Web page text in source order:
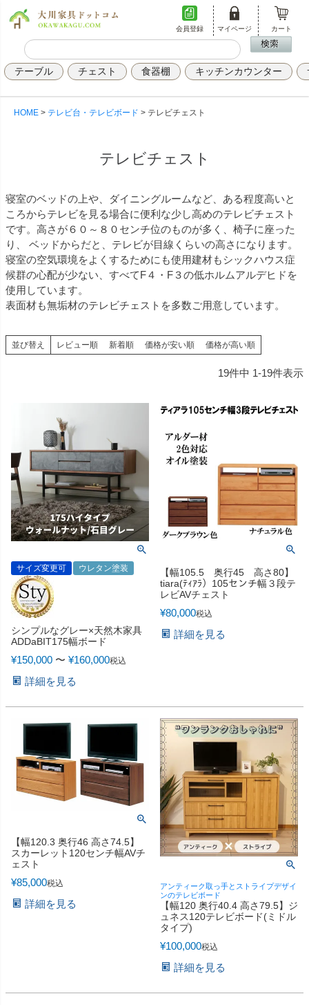
会員登録 マイページ カート
テーブル チェスト 食器棚 キッチンカウンター
HOME テレビ台・テレビボード テレビチェスト
テレビチェスト
寝室のベッドの上や、ダイニングルームなど、ある程度高いと
ころからテレビを見る場合に便利な少し高めのテレビチェスト
です。高さが６０～８０センチ位のものが多く、椅子に座った
り、 ベッドからだと、テレビが目線くらいの高さになります。
寝室の空気環境をよくするためにも使用建材もシックハウス症
候群の心配が少ない、すべてF４・F３の低ホルムアルデヒドを
使用しています。
表面材も無垢材のテレビチェストを多数ご用意しています。
並び替え レビュー順 新着順 価格が安い順 価格が高い順
19件中 1-19件表示
サイズ変更可 ウレタン塗装
シンプルなグレー×天然木家具
ADDaBIT175幅ボード
¥150,000 〜 ¥160,000税込
詳細を見る
【幅105.5 奥行45 高さ80】
tiara(ﾃｨｱﾗ）105センチ幅３段テ
レビAVチェスト
¥80,000税込
詳細を見る
【幅120.3 奥行46 高さ74.5】
スカーレット120センチ幅AVチ
ェスト
¥85,000税込
詳細を見る
アンティーク取っ手とストライプデザイ
ンのテレビボード
【幅120 奥行40.4 高さ79.5】ジ
ュネス120テレビボード(ミドル
タイプ)
¥100,000税込
詳細を見る